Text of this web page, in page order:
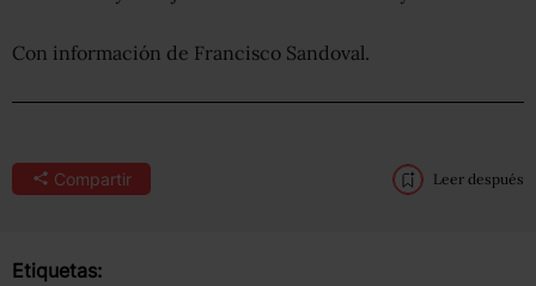
Con información de Francisco Sandoval.
Compartir Leer después
Etiquetas: